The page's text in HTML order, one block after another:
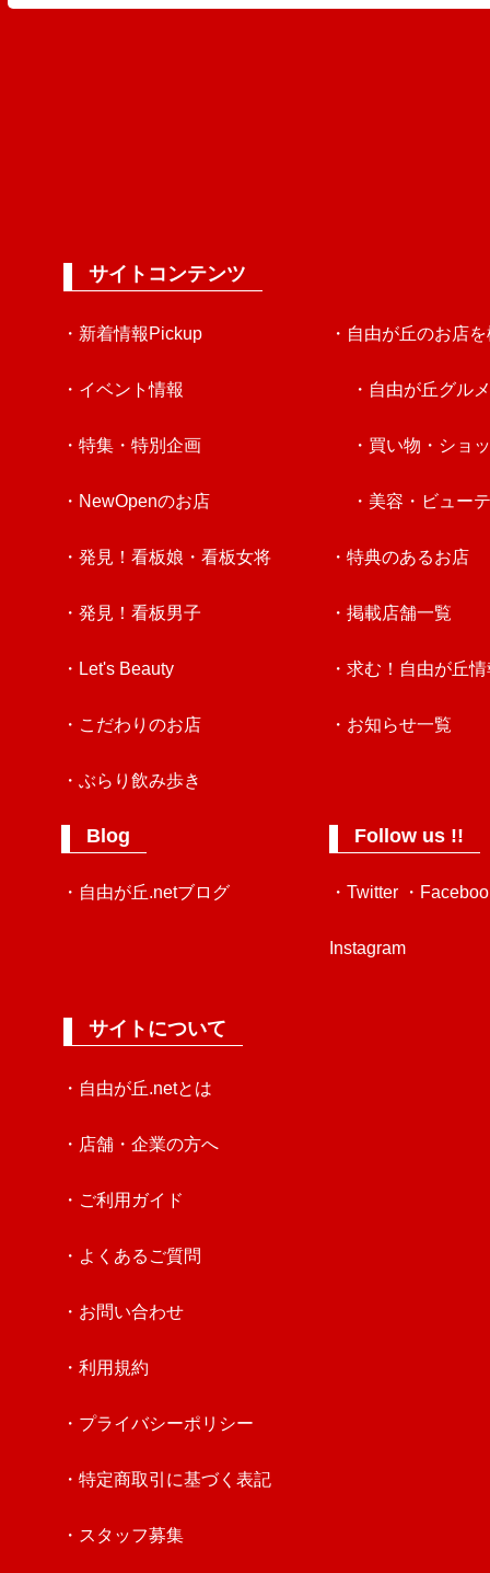
サイトコンテンツ
・新着情報Pickup
・イベント情報
・特集・特別企画
・NewOpenのお店
・発見！看板娘・看板女将
・発見！看板男子
・Let's Beauty
・こだわりのお店
・ぶらり飲み歩き
Blog
・自由が丘.netブログ
・自由が丘のお店
・自由が丘グルメ
・買い物・ショ
・美容・ビュー
・特典のあるお店
・掲載店舗一覧
・求む！自由が丘
・お知らせ一覧
Follow us !!
・Twitter ・
Instagram
サイトについて
・自由が丘.netとは
・店舗・企業の方へ
・ご利用ガイド
・よくあるご質問
・お問い合わせ
・利用規約
・プライバシーポリシー
・特定商取引に基づく表記
・スタッフ募集